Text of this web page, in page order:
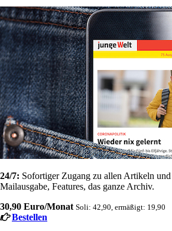
24/7: Sofortiger Zugang zu allen Artikeln
Mailausgabe, Features, das ganze Archiv.
30,90 Euro/Monat Soli: 42,90, ermäßigt: 19,90
Bestellen